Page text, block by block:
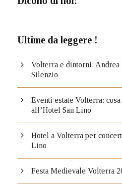
Ultime da leggere !
Volterra e dintorni:
Silenzio
Eventi estate Volterra:
all’Hotel San Lino
Hotel a Volterra per
Lino
Festa Medievale Volterra